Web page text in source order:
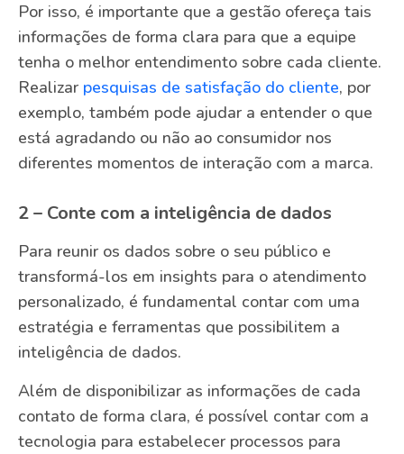
Por isso, é importante que a gestão ofereça tais
informações de forma clara para que a equipe
tenha o melhor entendimento sobre cada cliente.
Realizar pesquisas de satisfação do cliente, por
exemplo, também pode ajudar a entender o que
está agradando ou não ao consumidor nos
diferentes momentos de interação com a marca.
2 – Conte com a inteligência de dados
Para reunir os dados sobre o seu público e
transformá-los em insights para o atendimento
personalizado, é fundamental contar com uma
estratégia e ferramentas que possibilitem a
inteligência de dados.
Além de disponibilizar as informações de cada
contato de forma clara, é possível contar com a
tecnologia para estabelecer processos para